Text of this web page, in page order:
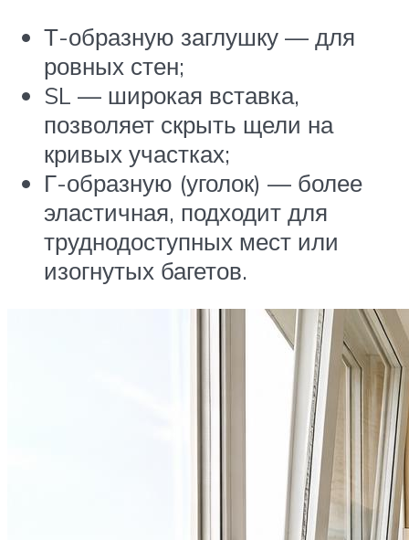
Т-образную заглушку — для
ровных стен;
SL — широкая вставка,
позволяет скрыть щели на
кривых участках;
Г-образную (уголок) — более
эластичная, подходит для
труднодоступных мест или
изогнутых багетов.